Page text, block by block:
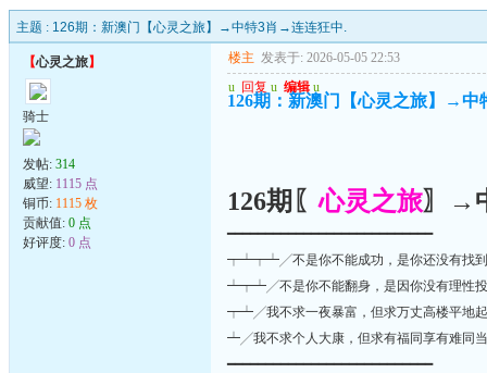
主题 : 126期：新澳门【心灵之旅】→中特3肖→连连狂中.
【心灵之旅】
骑士
发帖: 314
威望: 1115 点
铜币: 1115 枚
贡献值: 0 点
好评度: 0 点
楼主 发表于: 2026-05-05 22:53
u 回复 u 编辑 u
126期：新澳门【心灵之旅】→
126期〖心灵之旅〗→
━━━━━━━━━━━━━━━━━━━━━━━━━━━
┯┷┯┷╱不是你不能成功，是你还没有找
┷┯┷╱不是你不能翻身，是因你没有理性
┯┷╱我不求一夜暴富，但求万丈高楼平
┷╱我不求个人大康，但求有福同享有难
━━━━━━━━━━━━━━━━━━━━━━━━━━━